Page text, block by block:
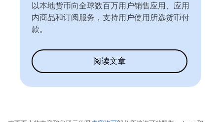
以本地货币向全球数百万用户销售应用、应用
内商品和订阅服务，支持用户使用所选货币付
款。
阅读文章